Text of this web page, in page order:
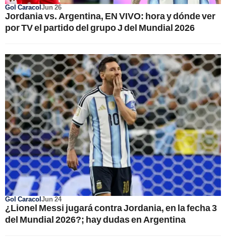
Gol CaracolJun 26
Jordania vs. Argentina, EN VIVO: hora y dónde ver
por TV el partido del grupo J del Mundial 2026
Gol CaracolJun 24
¿Lionel Messi jugará contra Jordania, en la fecha 3
del Mundial 2026?; hay dudas en Argentina